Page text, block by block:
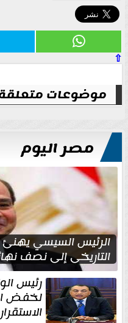
⇧
موضوعات
مصر اليوم
الرئيس السيسي يهنئ
التاريخي إلى نصف
رئيس
لخفض